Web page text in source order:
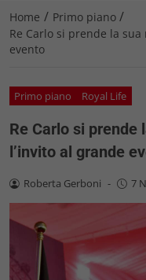
Home / Primo piano /
Re Carlo si prende la
evento
Primo piano Royal Life
Re Carlo si
l’invito al grande
Roberta Gerboni - 7